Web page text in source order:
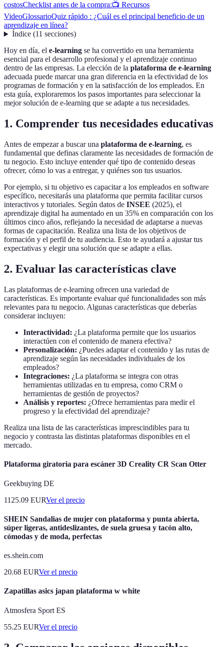
costosChecklist antes de la compra:📺 Recursos
VideoGlossarioQuiz rápido : ¿Cuál es el principal beneficio de un
aprendizaje en línea?
Índice(11 secciones)
Hoy en día, el e-learning se ha convertido en una herramienta
esencial para el desarrollo profesional y el aprendizaje continuo
dentro de las empresas. La elección de la plataforma de e-learning
adecuada puede marcar una gran diferencia en la efectividad de los
programas de formación y en la satisfacción de los empleados. En
esta guía, exploraremos los pasos importantes para seleccionar la
mejor solución de e-learning que se adapte a tus necesidades.
1. Comprender tus necesidades educativas
Antes de empezar a buscar una plataforma de e-learning, es
fundamental que definas claramente las necesidades de formación de
tu negocio. Esto incluye entender qué tipo de contenido deseas
ofrecer, cómo lo vas a entregar, y quiénes son tus usuarios.
Por ejemplo, si tu objetivo es capacitar a los empleados en software
específico, necesitarás una plataforma que permita facilitar cursos
interactivos y tutoriales. Según datos de INSEE (2025), el
aprendizaje digital ha aumentado en un 35% en comparación con los
últimos cinco años, reflejando la necesidad de adaptarse a nuevas
formas de capacitación. Realiza una lista de los objetivos de
formación y el perfil de tu audiencia. Esto te ayudará a ajustar tus
expectativas y elegir una solución que se adapte a ellas.
2. Evaluar las características clave
Las plataformas de e-learning ofrecen una variedad de
características. Es importante evaluar qué funcionalidades son más
relevantes para tu negocio. Algunas características que deberías
considerar incluyen:
Interactividad: ¿La plataforma permite que los usuarios
interactúen con el contenido de manera efectiva?
Personalización: ¿Puedes adaptar el contenido y las rutas de
aprendizaje según las necesidades individuales de los
empleados?
Integraciones: ¿La plataforma se integra con otras
herramientas utilizadas en tu empresa, como CRM o
herramientas de gestión de proyectos?
Análisis y reportes: ¿Ofrece herramientas para medir el
progreso y la efectividad del aprendizaje?
Realiza una lista de las características imprescindibles para tu
negocio y contrasta las distintas plataformas disponibles en el
mercado.
Plataforma giratoria para escáner 3D Creality CR Scan Otter
Geekbuying DE
1125.09 EURVer el precio
SHEIN Sandalias de mujer con plataforma y punta abierta,
súper ligeras, antideslizantes, de suela gruesa y tacón alto,
cómodas y de moda, perfectas
es.shein.com
20.68 EURVer el precio
Zapatillas asics japan plataforma w white
Atmosfera Sport ES
55.25 EURVer el precio